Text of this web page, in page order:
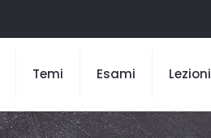
Temi Esami Lezioni